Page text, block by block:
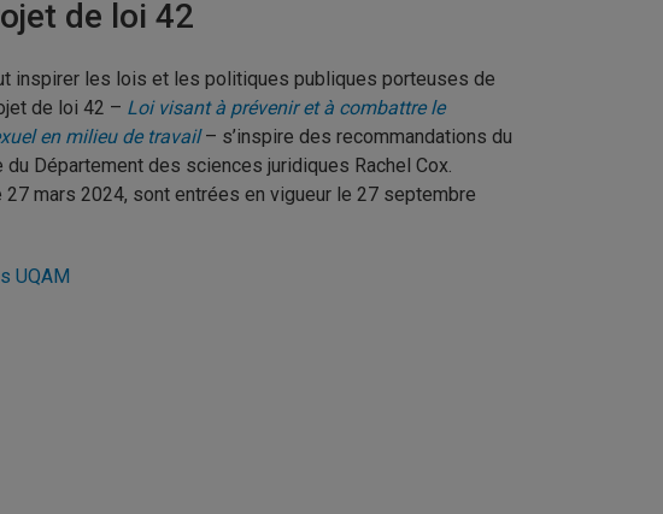
de loi 42
inspirer les lois et les politiques publiques porteuses de
de loi 42 – Loi visant à prévenir et à combattre le
en milieu de travail– s’inspire des recommandations du
Département des sciences juridiques Rachel Cox.
mars 2024, sont entrées en vigueur le 27 septembre
UQAM